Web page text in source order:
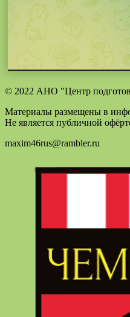
© 2022 АНО "Центр
Материалы размещены в
Не является публичной
maxim46rus@rambler.ru